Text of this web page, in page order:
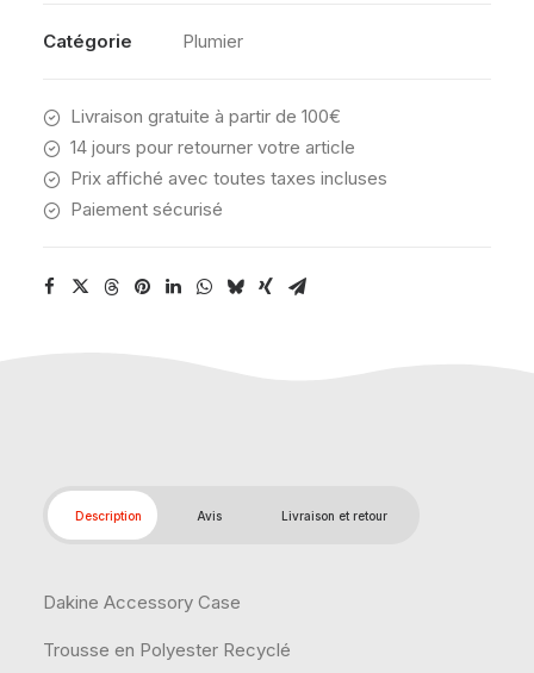
Catégorie Plumier
Livraison gratuite à partir de 100€
14 jours pour retourner votre article
Prix affiché avec toutes taxes incluses
Paiement sécurisé
Description Avis Livraison et retour
Dakine Accessory Case
Trousse en Polyester Recyclé